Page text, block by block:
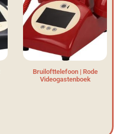
Bruilofttelefoon | Rode
Videogastenboek